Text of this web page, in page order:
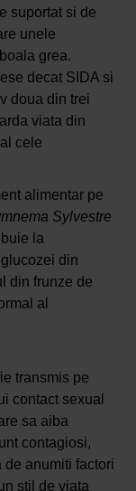
suportat si de
unele
grea.
decat SIDA si
doua din trei
viata din
cele
alimentar pe
Sylvestre
la
din
din frunze de
al
transmis pe
contact sexual
sa aiba
contagiosi,
anumiti factori
stil de viata